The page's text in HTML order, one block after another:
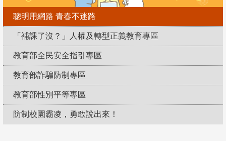
聰明用網路 青春不迷路
「補課了沒？」人權及轉型正義教育專區
教育部全民安全指引專區
教育部詐騙防制專區
教育部性別平等專區
防制校園霸凌，勇敢說出來！